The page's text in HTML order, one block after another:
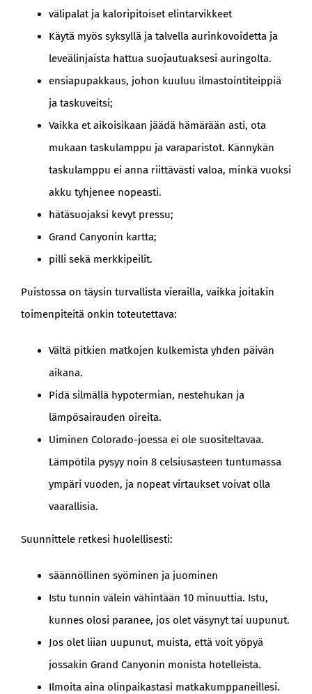
välipalat ja kaloripitoiset elintarvikkeet
Käytä myös syksyllä ja talvella aurinkovoidetta ja
leveälinjaista hattua suojautuaksesi auringolta.
ensiapupakkaus, johon kuuluu ilmastointiteippiä
ja taskuveitsi;
Vaikka et aikoisikaan jäädä hämärään asti, ota
mukaan taskulamppu ja varaparistot. Kännykän
taskulamppu ei anna riittävästi valoa, minkä vuoksi
akku tyhjenee nopeasti.
hätäsuojaksi kevyt pressu;
Grand Canyonin kartta;
pilli sekä merkkipeilit.
Puistossa on täysin turvallista vierailla, vaikka joitakin
toimenpiteitä onkin toteutettava:
Vältä pitkien matkojen kulkemista yhden päivän
aikana.
Pidä silmällä hypotermian, nestehukan ja
lämpösairauden oireita.
Uiminen Colorado-joessa ei ole suositeltavaa.
Lämpötila pysyy noin 8 celsiusasteen tuntumassa
ympäri vuoden, ja nopeat virtaukset voivat olla
vaarallisia.
Suunnittele retkesi huolellisesti:
säännöllinen syöminen ja juominen
Istu tunnin välein vähintään 10 minuuttia. Istu,
kunnes olosi paranee, jos olet väsynyt tai uupunut.
Jos olet liian uupunut, muista, että voit yöpyä
jossakin Grand Canyonin monista hotelleista.
Ilmoita aina olinpaikastasi matkakumppaneillesi.